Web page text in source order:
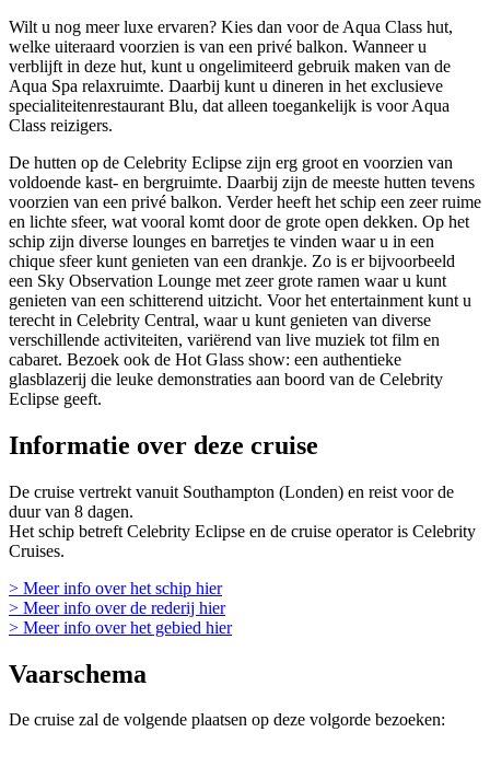
Wilt u nog meer luxe ervaren? Kies dan voor de Aqua Class hut,
welke uiteraard voorzien is van een privé balkon. Wanneer u
verblijft in deze hut, kunt u ongelimiteerd gebruik maken van de
Aqua Spa relaxruimte. Daarbij kunt u dineren in het exclusieve
specialiteitenrestaurant Blu, dat alleen toegankelijk is voor Aqua
Class reizigers.
De hutten op de Celebrity Eclipse zijn erg groot en voorzien van
voldoende kast- en bergruimte. Daarbij zijn de meeste hutten tevens
voorzien van een privé balkon. Verder heeft het schip een zeer ruime
en lichte sfeer, wat vooral komt door de grote open dekken. Op het
schip zijn diverse lounges en barretjes te vinden waar u in een
chique sfeer kunt genieten van een drankje. Zo is er bijvoorbeeld
een Sky Observation Lounge met zeer grote ramen waar u kunt
genieten van een schitterend uitzicht. Voor het entertainment kunt u
terecht in Celebrity Central, waar u kunt genieten van diverse
verschillende activiteiten, variërend van live muziek tot film en
cabaret. Bezoek ook de Hot Glass show: een authentieke
glasblazerij die leuke demonstraties aan boord van de Celebrity
Eclipse geeft.
Informatie over deze cruise
De cruise vertrekt vanuit Southampton (Londen) en reist voor de
duur van 8 dagen.
Het schip betreft Celebrity Eclipse en de cruise operator is Celebrity
Cruises.
> Meer info over het schip hier
> Meer info over de rederij hier
> Meer info over het gebied hier
Vaarschema
De cruise zal de volgende plaatsen op deze volgorde bezoeken: